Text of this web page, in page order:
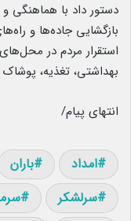
دستور داد با هماهنگی
بازگشایی جاده‌ها و
استقرار مردم در
بهداشتی، تغذیه، پوشاک
انتهای پیام/
امداد باران
سرلشکر